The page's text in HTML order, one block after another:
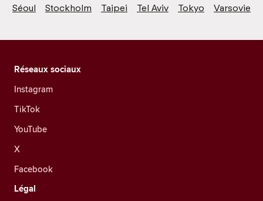
Séoul
Stockholm Taipei Tel Aviv Tokyo Varsovie
Réseaux sociaux
Instagram
TikTok
YouTube
X
Facebook
Légal